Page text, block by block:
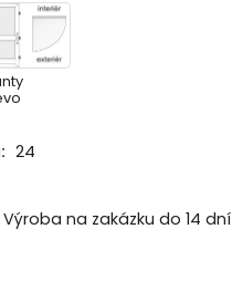
24
Výroba na zakázku do 14 dní